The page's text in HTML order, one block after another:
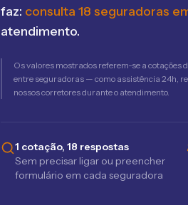
faz: consulta 18 seguradoras
atendimento.
Os valores mostrados referem-se a cotações
entre seguradoras — como assistência 24h,
nossos corretores durante o atendimento.
1 cotação, 18 respostas
Sem precisar ligar ou preencher
formulário em cada seguradora